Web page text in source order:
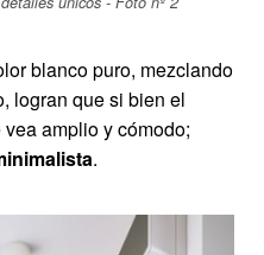
blanco puro, mezclando
logran que si bien el
amplio y cómodo;
.